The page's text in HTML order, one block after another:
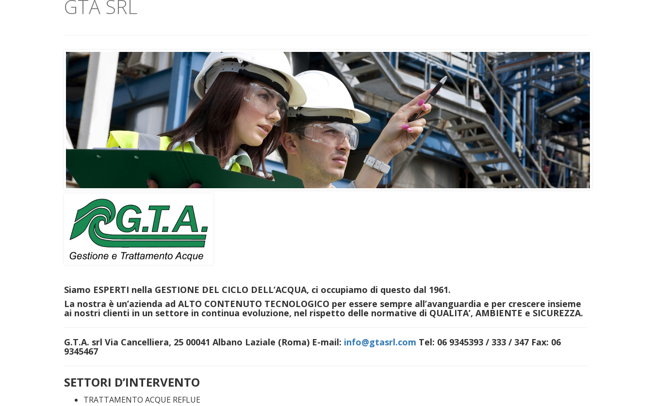
GTA SRL
Siamo ESPERTI nella GESTIONE DEL CICLO DELL’ACQUA, ci occupiamo di questo dal 1961.
La nostra è un’azienda ad ALTO CONTENUTO TECNOLOGICO per essere sempre all’avanguardia e per crescere insieme
ai nostri clienti in un settore in continua evoluzione, nel rispetto delle normative di QUALITA’, AMBIENTE e SICUREZZA.
G.T.A. srl Via Cancelliera, 25 00041 Albano Laziale (Roma) E-mail: info@gtasrl.com Tel: 06 9345393 / 333 / 347 Fax: 06
9345467
SETTORI D’INTERVENTO
TRATTAMENTO ACQUE REFLUE